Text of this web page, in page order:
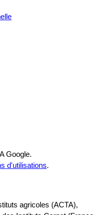
Google.
d'utilisations.
agricoles (ACTA),